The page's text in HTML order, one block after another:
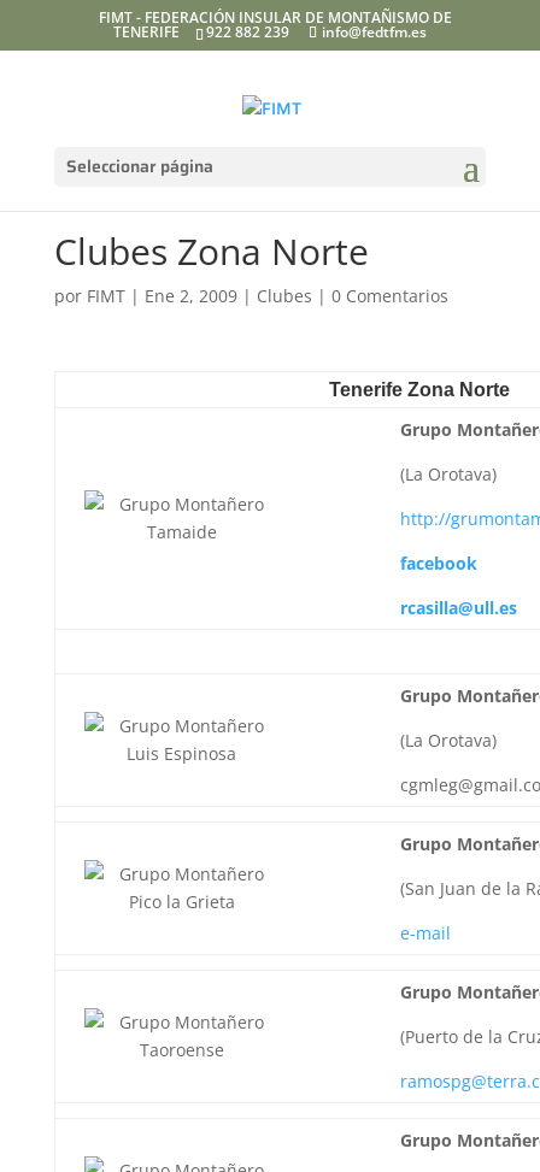
FIMT - FEDERACIÓN INSULAR DE MONTAÑISMO DE
TENERIFE 922 882 239 info@fedtfm.es
Seleccionar página
Clubes Zona Norte
por FIMT| Ene 2, 2009| Clubes | 0 Comentarios
Tenerife Zona Norte
Grupo
(La Orotava)
http://
facebook
rcasilla@ull.es
Grupo
(La Orotava)
Grupo
(San Juan de la
e-mail
Grupo
(Puerto de la
Grupo